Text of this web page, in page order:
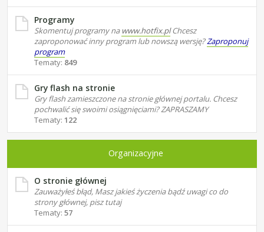
Programy
Skomentuj programy na www.hotfix.plChcesz
zaproponować inny program lub nowszą wersję?Zaproponuj
program
Tematy: 849
Gry flash na stronie
Gry flash zamieszczone na stronie głównej portalu. Chcesz
pochwalić się swoimi osiągnięciami? ZAPRASZAMY
Tematy: 122
Organizacyjne
O stronie głównej
Zauważyłeś błąd, Masz jakieś życzenia bądź uwagi co do
strony głównej, pisz tutaj
Tematy: 57